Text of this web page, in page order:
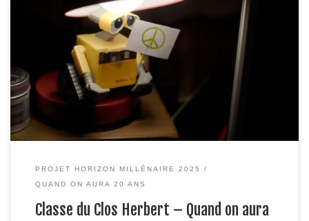
Cette fois, nous y sommes : 2025. La ville de Caen célèbre son
millénaire. Voilà qui est vertigineux, n’est-ce pas ? Pas sûre que le
petit marchand de draps de la foire de Cadomus de 1025 ait eu
complètement en tête qu’il installait son échoppe sur un site qui
sera […]
PROJET HORIZON MILLÉNAIRE 2025
QUAND ON AURA 20 ANS
Classe du Clos Herbert – Quand on aura